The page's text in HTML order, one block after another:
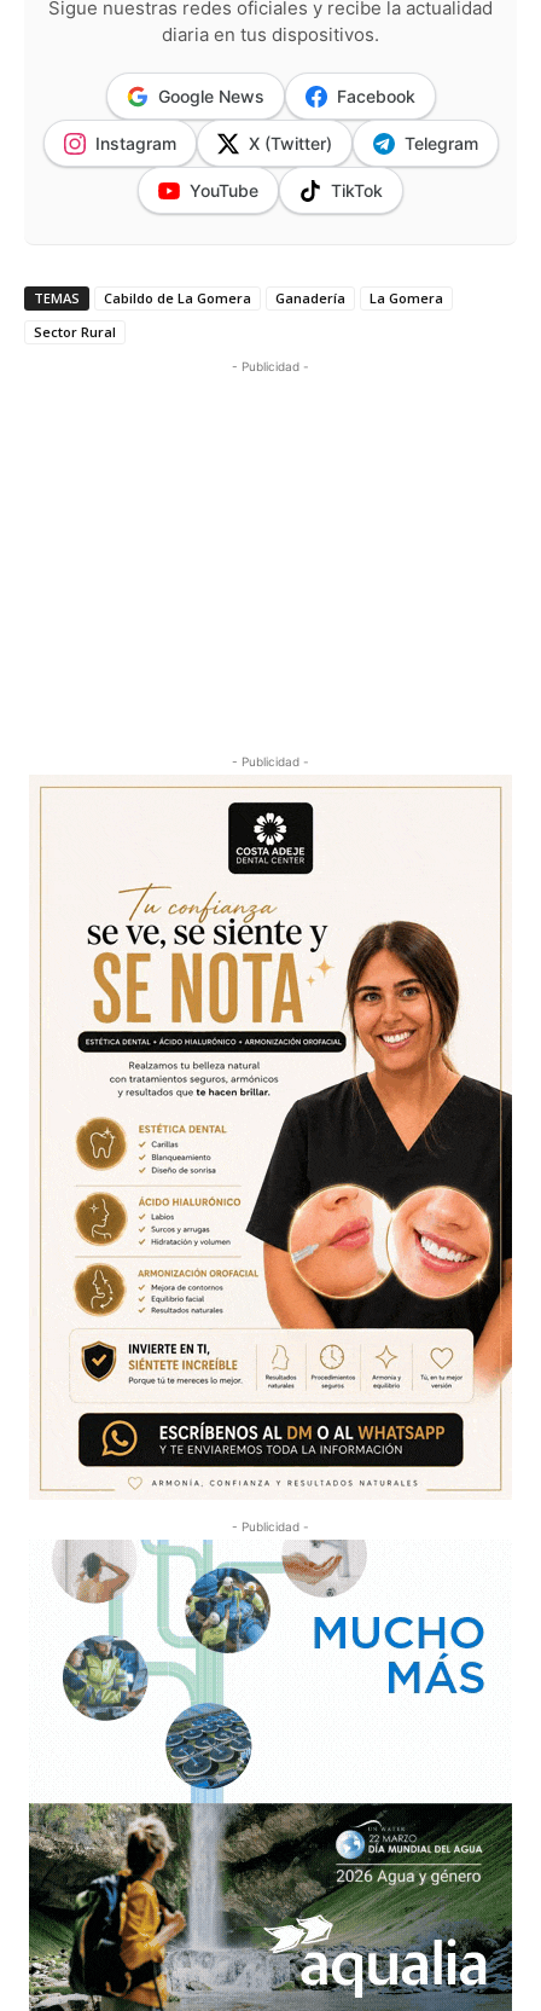
Sigue nuestras redes oficiales y recibe la actualidad
diaria en tus dispositivos.
Google News Facebook
Instagram X (Twitter) Telegram
YouTube TikTok
TEMAS Cabildo de La Gomera Ganadería
La Gomera
Sector Rural
- Publicidad -
- Publicidad -
- Publicidad -